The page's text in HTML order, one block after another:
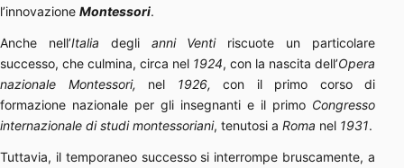
l’innovazione Montessori.
Anche nell’Italia deglianni Ventiriscuote un particolare
successo, che culmina, circa nel 1924, con la nascita dell’Opera
nazionale Montessori, nel 1926, con il primo corso di
formazione nazionale per gli insegnanti e il primo Congresso
internazionale di studi montessoriani, tenutosi a Roma nel 1931.
Tuttavia, il temporaneo successo si interrompe bruscamente, a